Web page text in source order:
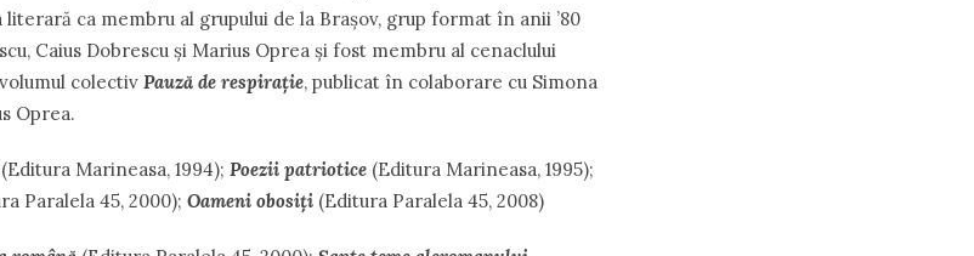
ca membru al grupului de la Braşov, grup format în anii ’80
Caius Dobrescu şi Marius Oprea şi fost membru al cenaclului
colectiv Pauză de respiraţie, publicat în colaborare cu Simona
Oprea.
(Editura Marineasa, 1994); Poezii patriotice (Editura Marineasa, 1995);
Paralela 45, 2000); Oameni obosiţi (Editura Paralela 45, 2008)